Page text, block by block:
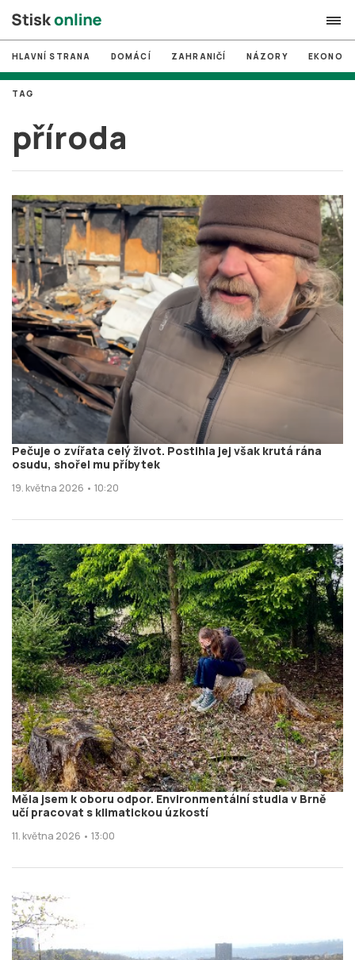
search
# MUNI
# Brno
# volby
login PŘIHLÁSIT SE
Zapomněli jste heslo?
Založit nový účet
HLAVNÍ STRANA DOMÁCÍ ZAHRANIČÍ NÁZORY
příroda
TAG
Pečuje o zvířata celý život. Postihla jej však krutá rána
osudu, shořel mu příbytek
19. května 2026 • 10:20
Měla jsem k oboru odpor. Environmentální studia v Brně
učí pracovat s klimatickou úzkostí
11. května 2026 • 13:00